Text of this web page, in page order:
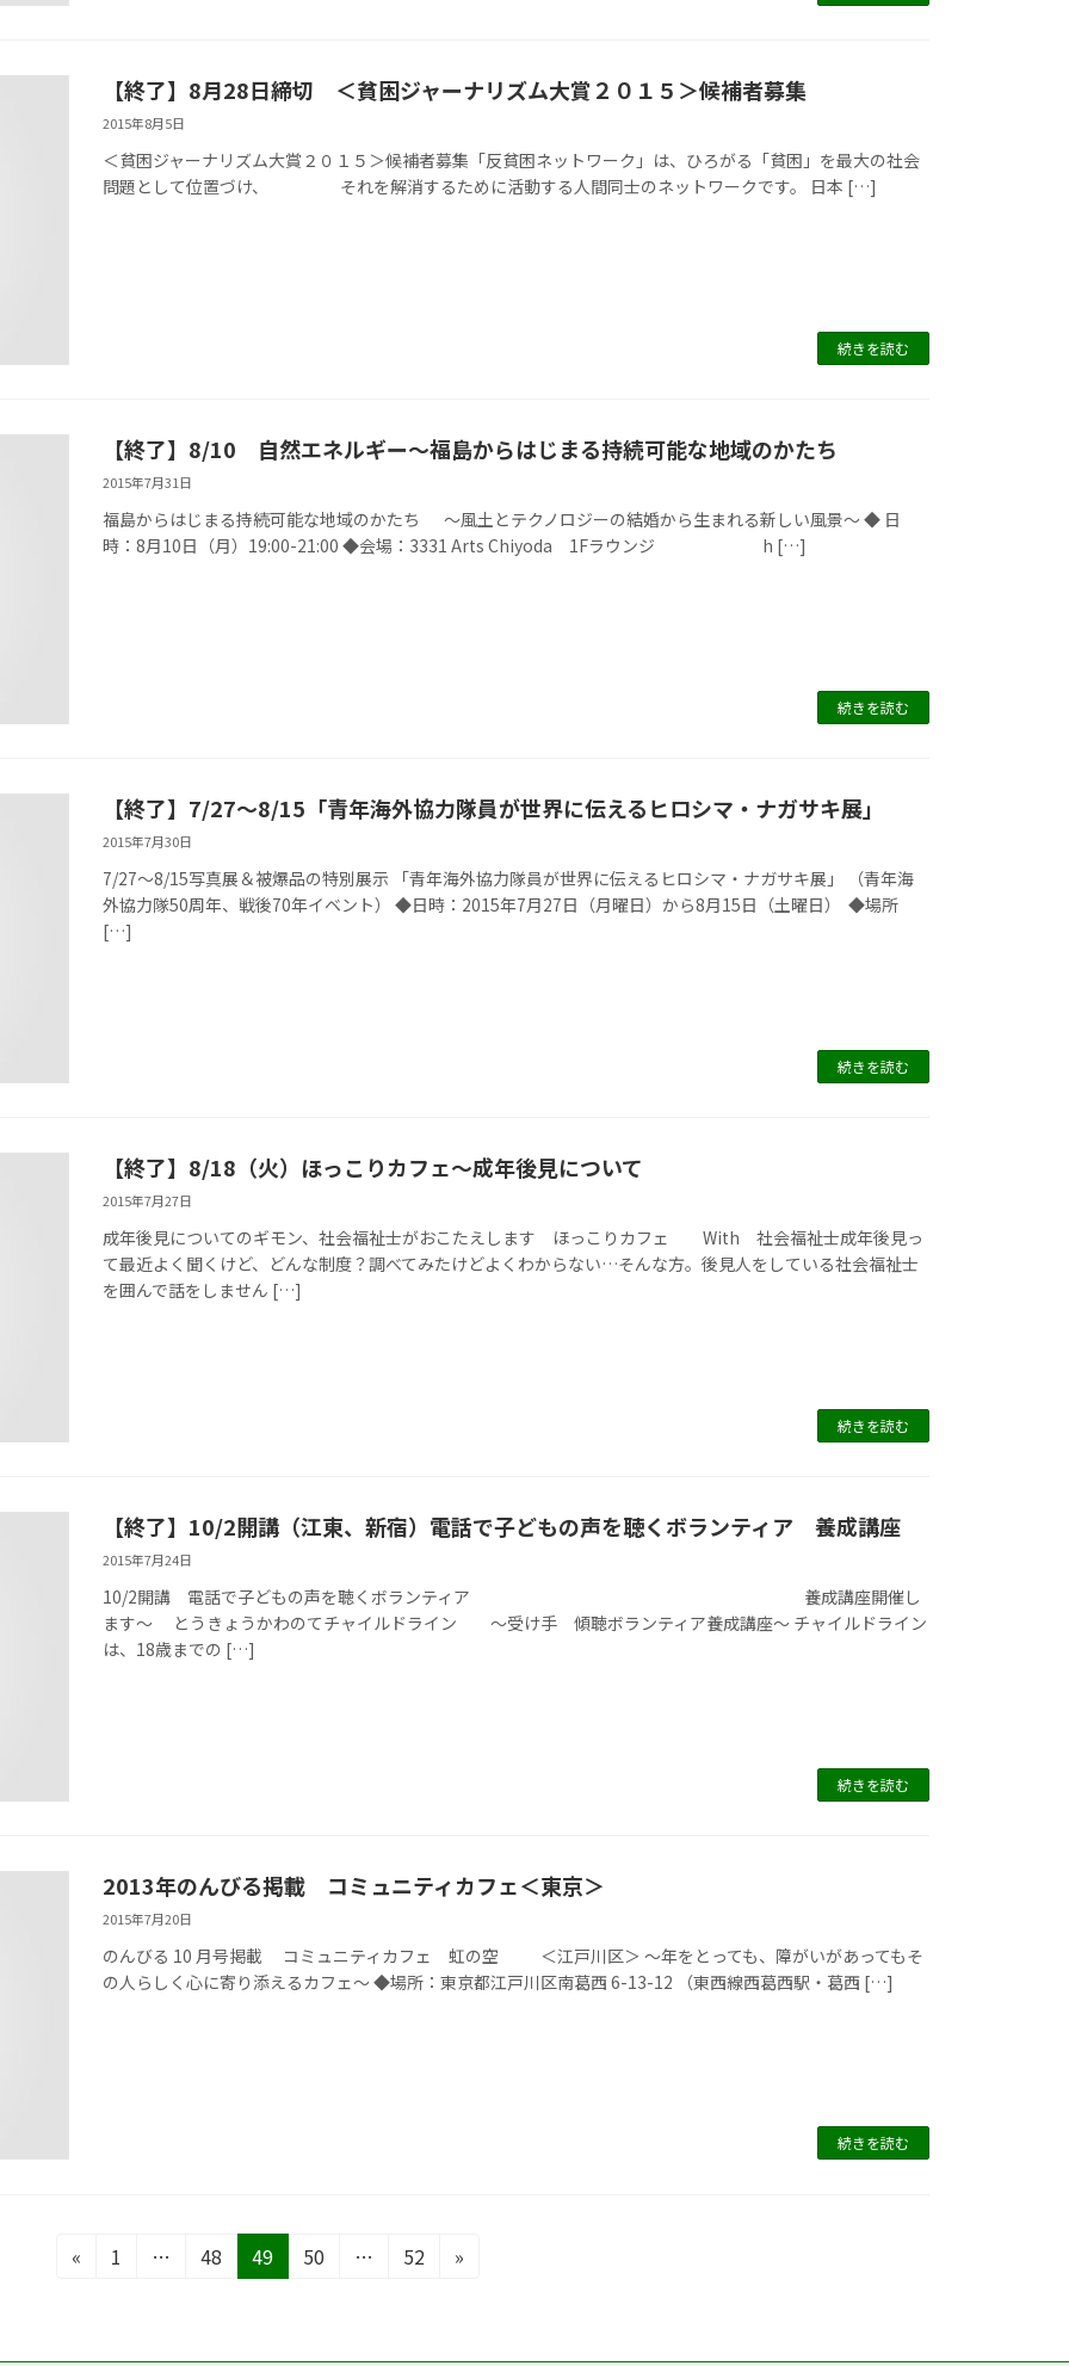
【終了】8月28日締切 ＜貧困ジャーナリズム大賞２０１５＞候補者募集
2015年8月5日
＜貧困ジャーナリズム大賞２０１５＞候補者募集「反貧困ネットワーク」は、ひろがる「貧困」を最大の社会
問題として位置づけ、 それを解消するために活動する人間同士のネットワークです。 日本 […]
続きを読む
【終了】8/10 自然エネルギー～福島からはじまる持続可能な地域のかたち
2015年7月31日
福島からはじまる持続可能な地域のかたち ～風土とテクノロジーの結婚から生まれる新しい風景～ ◆ 日
時：8月10日（月）19:00-21:00 ◆会場：3331 Arts Chiyoda 1Fラウンジ h […]
続きを読む
【終了】7/27～8/15「青年海外協力隊員が世界に伝えるヒロシマ・ナガサキ展」
2015年7月30日
7/27～8/15写真展＆被爆品の特別展示 「青年海外協力隊員が世界に伝えるヒロシマ・ナガサキ展」 （青年海
外協力隊50周年、戦後70年イベント） ◆日時：2015年7月27日（月曜日）から8月15日（土曜日） ◆場所
[…]
続きを読む
【終了】8/18（火）ほっこりカフェ～成年後見について
2015年7月27日
成年後見についてのギモン、社会福祉士がおこたえします ほっこりカフェ With 社会福祉士成年後見っ
て最近よく聞くけど、どんな制度？調べてみたけどよくわからない…そんな方。後見人をしている社会福祉士
を囲んで話をしません […]
続きを読む
【終了】10/2開講（江東、新宿）電話で子どもの声を聴くボランティア 養成講座
2015年7月24日
10/2開講 電話で子どもの声を聴くボランティア 養成講座開催し
ます～ とうきょうかわのてチャイルドライン ～受け手 傾聴ボランティア養成講座～ チャイルドライン
は、18歳までの […]
続きを読む
2013年のんびる掲載 コミュニティカフェ＜東京＞
2015年7月20日
のんびる 10 月号掲載 コミュニティカフェ 虹の空 ＜江戸川区＞ ～年をとっても、障がいがあってもそ
の人らしく心に寄り添えるカフェ～ ◆場所：東京都江戸川区南葛西 6-13-12 （東西線西葛西駅・葛西 […]
続きを読む
«
固
1 …
固
48
固
定
49
固
50 …
固
52 »